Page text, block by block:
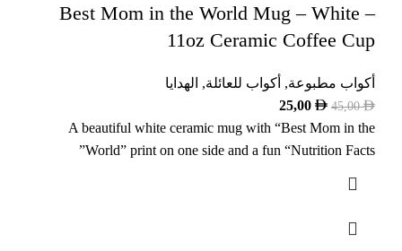
Best Mom in the World Mug – White –
11oz Ceramic Coffee Cup
أكواب مطبوعة, أكواب للعائلة, الهدايا
45,00
25,00
A beautiful white ceramic mug with “Best Mom in the
World” print on one side and a fun “Nutrition Facts”